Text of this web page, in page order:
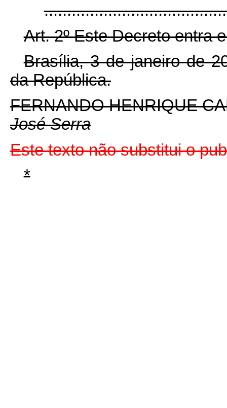
Art. 2ºEste Decreto entra
Brasília, 3 de janeiro de
da República.
FERNANDO HENRIQUE
José Serra
Este texto não substitui o
*